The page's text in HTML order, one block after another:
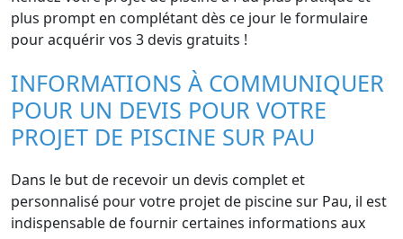
plus prompt en complétant dès ce jour le formulaire
pour acquérir vos 3 devis gratuits !
INFORMATIONS À COMMUNIQUER
POUR UN DEVIS POUR VOTRE
PROJET DE PISCINE SUR PAU
Dans le but de recevoir un devis complet et
personnalisé pour votre projet de piscine sur Pau, il est
indispensable de fournir certaines informations aux